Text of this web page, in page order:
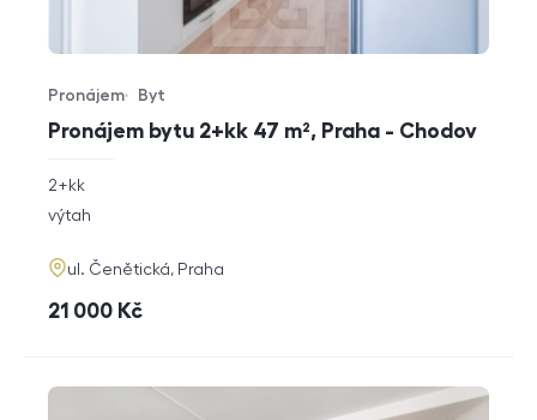
Pronájem bytu 2+kk 47 m², Praha - Chodov
Typ nabídky
Pronájem
Typ nemovitosti
Byt
rozměry
2+kk
funkce
výtah
adresa
ul. Čenětická, Praha
cena
21 000 Kč